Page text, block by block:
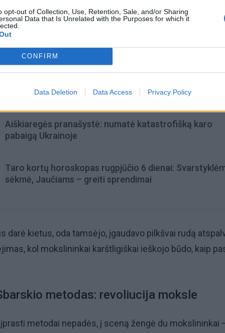
opt-out of Collection, Use, Retention, Sale, and/or Sharing
Data that Is Unrelated with the Purposes for which it
CONFIRM
Data Deletion Data Access Privacy Policy
Aiškiaregės pranašystė: numatė katastrofišką karo
pabaigą Ukrainoje
Taro kortų horoskopas rugpjūčio 6 dienai:
sėkmė, Jaučiams – greiti sprendimai
darė kietus, oda tamsėjo, įgaudavo pilkšvai rudą
kol mokslininkai karštligiškai ieškojo būdo, kaip
metodas: revoliucija moksle
įprasti metodai nepadės, į sceną žengė du mokslininkai